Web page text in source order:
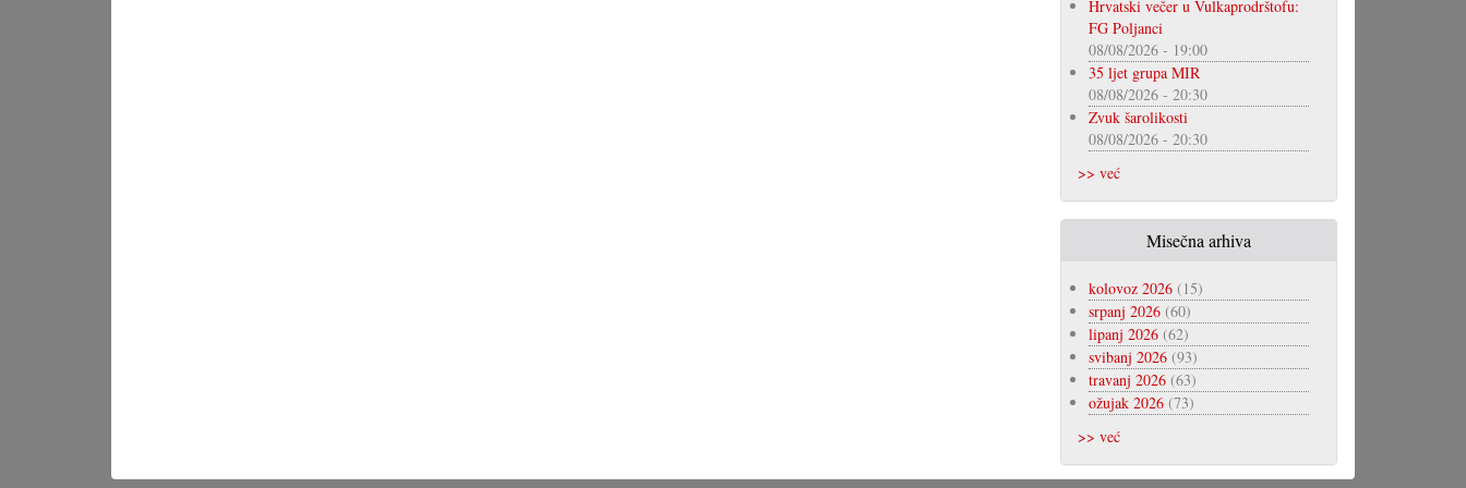
Hrvatski večer u Vulkaprodrštofu:
FG Poljanci
08/08/2026 - 19:00
35 ljet grupa MIR
08/08/2026 - 20:30
Zvuk šarolikosti
08/08/2026 - 20:30
>> već
Misečna arhiva
kolovoz 2026(15)
srpanj 2026(60)
lipanj 2026(62)
svibanj 2026(93)
travanj 2026(63)
ožujak 2026(73)
>> već